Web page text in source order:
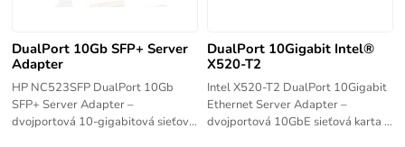
DualPort 10Gb SFP+ Server
Adapter
HP NC523SFP DualPort 10Gb
SFP+ Server Adapter –
dvojportová 10-gigabitová sieťová
DualPort 10Gigabit Intel®
X520-T2
Intel X520-T2 DualPort 10Gigabit
Ethernet Server Adapter –
dvojportová 10GbE sieťová karta s